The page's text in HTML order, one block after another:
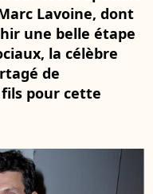
Lavoine, dont
une belle étape
la célèbre
de
pour cette